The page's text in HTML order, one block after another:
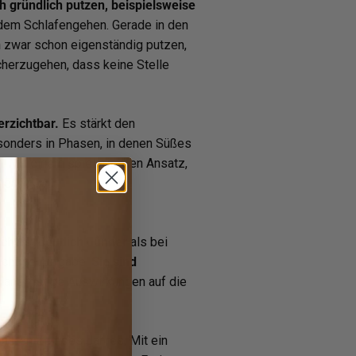
gründlich putzen, beispielsweise
Schlafengehen. Gerade in den
schon eigenständig putzen,
dass keine Stelle
Es stärkt den
in Phasen, in denen Süßes
Mit einem spielerischen Ansatz,
Pflicht.
ist deutlich dünner
als bei
Aufgabe:
Sie sind
Auswirkungen auf die
Zeit des Jahres. Mit ein